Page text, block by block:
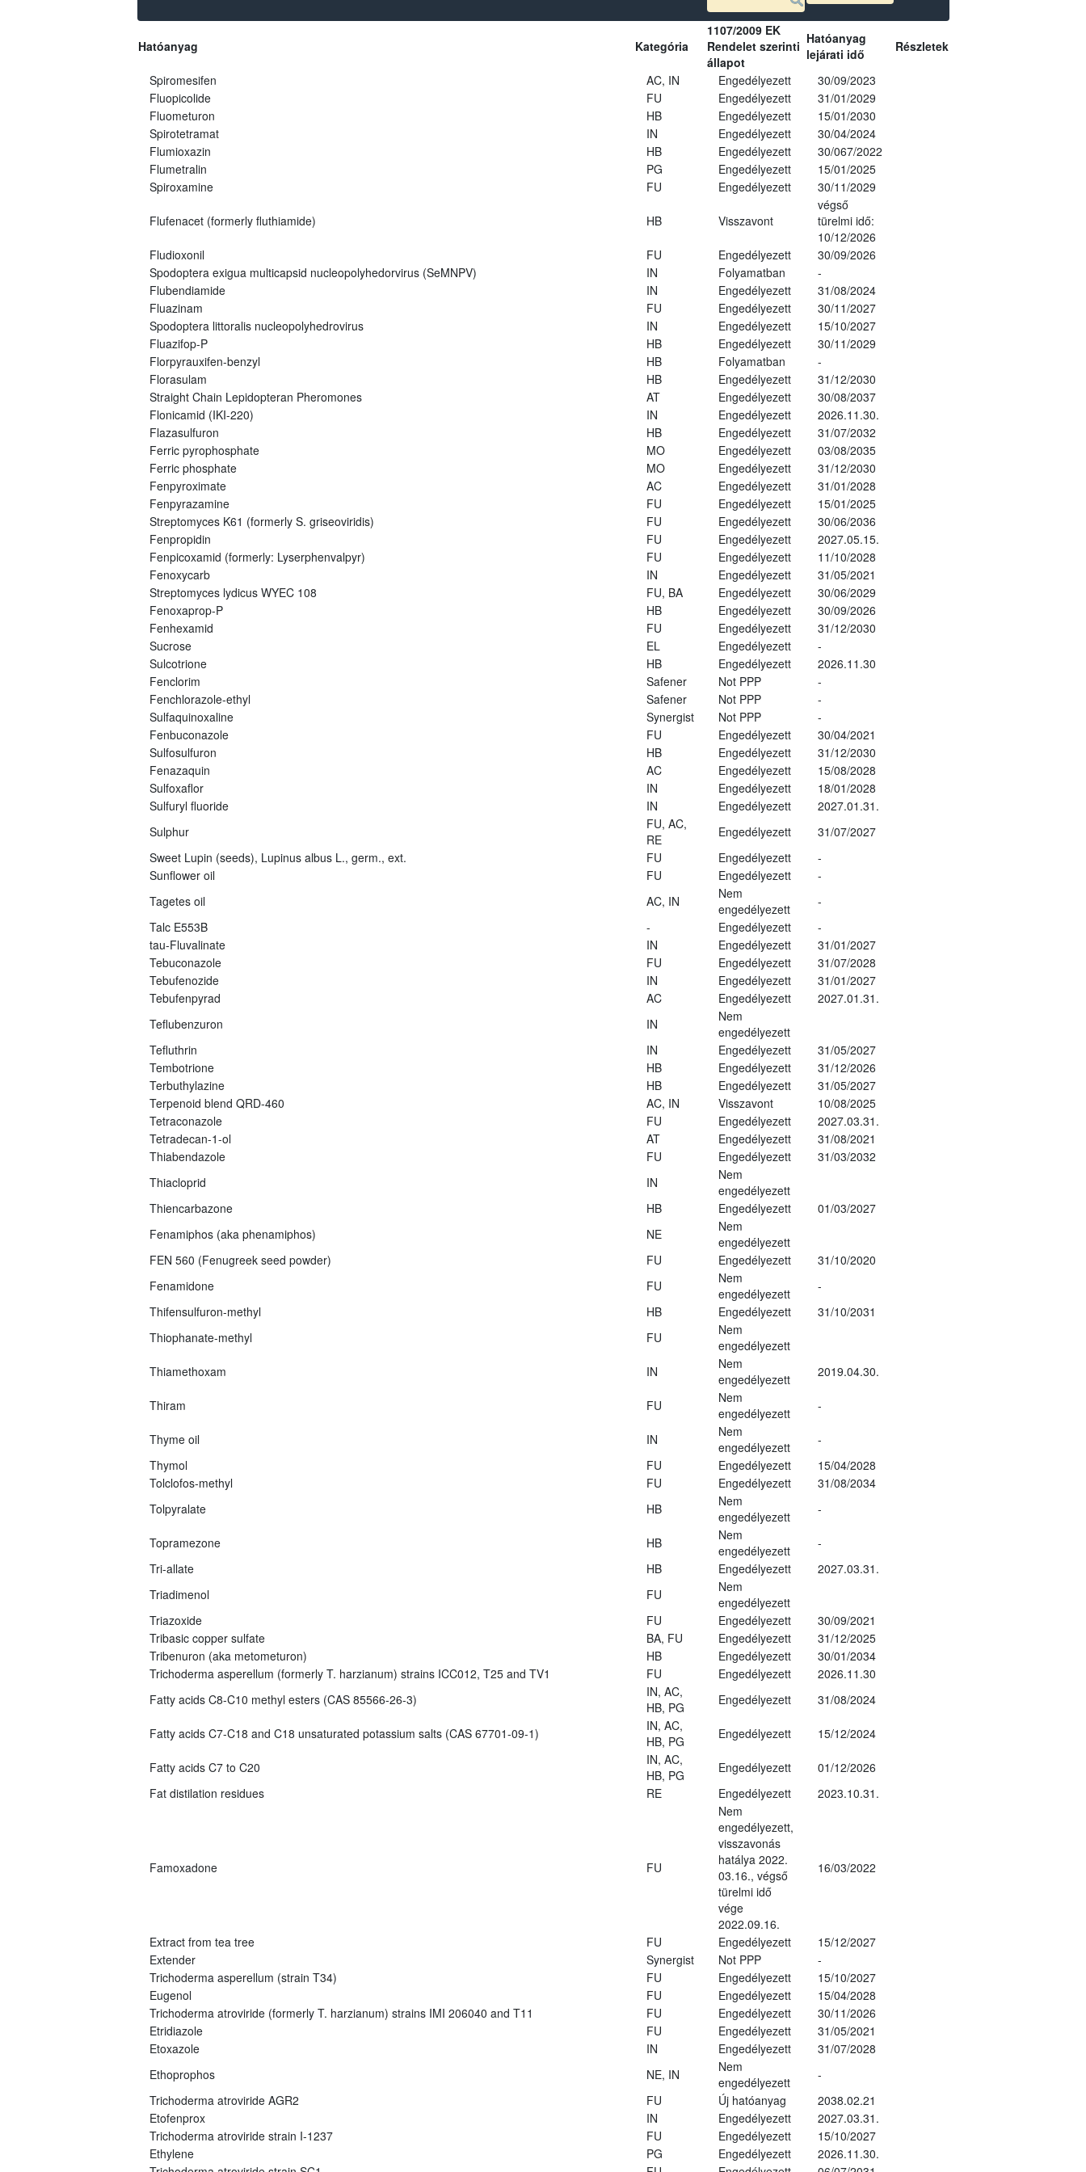
Hatóanyag Kategória
1107/2009 EK
Rendelet szerinti
állapot
Hatóanyag
lejárati idő
Részletek
Spiromesifen AC, IN Engedélyezett
30/09/2023
Fluopicolide
FU Engedélyezett
31/01/2029
Fluometuron
HB Engedélyezett
15/01/2030
Spirotetramat
IN Engedélyezett
30/04/2024
Flumioxazin
HB Engedélyezett
30/067/2022
Flumetralin
PG Engedélyezett
15/01/2025
Spiroxamine
FU Engedélyezett 30/11/2029
Flufenacet (formerly fluthiamide) HB Visszavont
végső
türelmi idő:
10/12/2026
Fludioxonil
FU Engedélyezett
30/09/2026
Spodoptera exigua multicapsid nucleopolyhedorvirus (SeMNPV)
IN Folyamatban
-
Flubendiamide
IN Engedélyezett
31/08/2024
Fluazinam
FU Engedélyezett
30/11/2027
Spodoptera littoralis nucleopolyhedrovirus
IN Engedélyezett
15/10/2027
Fluazifop-P
HB Engedélyezett
30/11/2029
Florpyrauxifen-benzyl
HB Folyamatban
-
Florasulam
HB Engedélyezett
31/12/2030
Straight Chain Lepidopteran Pheromones
AT Engedélyezett
30/08/2037
Flonicamid (IKI-220)
IN Engedélyezett
2026.11.30.
Flazasulfuron
HB Engedélyezett
31/07/2032
Ferric pyrophosphate
MO Engedélyezett
03/08/2035
Ferric phosphate
MO Engedélyezett
31/12/2030
Fenpyroximate
AC Engedélyezett
31/01/2028
Fenpyrazamine
FU Engedélyezett
15/01/2025
Streptomyces K61 (formerly S. griseoviridis)
FU Engedélyezett
30/06/2036
Fenpropidin
FU Engedélyezett
2027.05.15.
Fenpicoxamid (formerly: Lyserphenvalpyr)
FU Engedélyezett
11/10/2028
Fenoxycarb
IN Engedélyezett
31/05/2021
Streptomyces lydicus WYEC 108
FU, BA Engedélyezett
30/06/2029
Fenoxaprop-P
HB Engedélyezett
30/09/2026
Fenhexamid
FU Engedélyezett
31/12/2030
Sucrose
EL Engedélyezett
-
Sulcotrione
HB Engedélyezett
2026.11.30
Fenclorim
Safener Not PPP
-
Fenchlorazole-ethyl
Safener Not PPP
-
Sulfaquinoxaline
Synergist Not PPP
-
Fenbuconazole
FU Engedélyezett
30/04/2021
Sulfosulfuron
HB Engedélyezett
31/12/2030
Fenazaquin
AC Engedélyezett
15/08/2028
Sulfoxaflor
IN Engedélyezett
18/01/2028
Sulfuryl fluoride
IN Engedélyezett
2027.01.31.
Sulphur
FU, AC,
RE
Engedélyezett
31/07/2027
Sweet Lupin (seeds), Lupinus albus L., germ., ext.
FU Engedélyezett
-
Sunflower oil
FU Engedélyezett
-
Tagetes oil
AC, IN
Nem
engedélyezett
-
Talc E553B
- Engedélyezett
-
tau-Fluvalinate
IN Engedélyezett
31/01/2027
Tebuconazole
FU Engedélyezett
31/07/2028
Tebufenozide
IN Engedélyezett
31/01/2027
Tebufenpyrad
AC Engedélyezett
2027.01.31.
Teflubenzuron
IN
Nem
engedélyezett
Tefluthrin
IN Engedélyezett
31/05/2027
Tembotrione
HB Engedélyezett
31/12/2026
Terbuthylazine
HB Engedélyezett
31/05/2027
Terpenoid blend QRD-460
AC, IN Visszavont
10/08/2025
Tetraconazole
FU Engedélyezett
2027.03.31.
Tetradecan-1-ol
AT Engedélyezett
31/08/2021
Thiabendazole
FU Engedélyezett
31/03/2032
Thiacloprid
IN
Nem
engedélyezett
Thiencarbazone
HB Engedélyezett
01/03/2027
Fenamiphos (aka phenamiphos)
NE
Nem
engedélyezett
FEN 560 (Fenugreek seed powder)
FU Engedélyezett
31/10/2020
Fenamidone
FU
Nem
engedélyezett
-
Thifensulfuron-methyl
HB Engedélyezett
31/10/2031
Thiophanate-methyl
FU
Nem
engedélyezett
Thiamethoxam
IN
Nem
engedélyezett
2019.04.30.
Thiram FU
Nem
engedélyezett
-
Thyme oil IN
Nem
engedélyezett
-
Thymol
FU Engedélyezett
15/04/2028
Tolclofos-methyl
FU Engedélyezett
31/08/2034
Tolpyralate
HB
Nem
engedélyezett
-
Topramezone HB
Nem
engedélyezett
-
Tri-allate
HB Engedélyezett
2027.03.31.
Triadimenol
FU
Nem
engedélyezett
Triazoxide
FU Engedélyezett
30/09/2021
Tribasic copper sulfate
BA, FU Engedélyezett
31/12/2025
Tribenuron (aka metometuron)
HB Engedélyezett
30/01/2034
Trichoderma asperellum (formerly T. harzianum) strains ICC012, T25 and TV1
FU Engedélyezett
2026.11.30
Fatty acids C8-C10 methyl esters (CAS 85566-26-3)
IN, AC,
HB, PG
Engedélyezett 31/08/2024
Fatty acids C7-C18 and C18 unsaturated potassium salts (CAS 67701-09-1)
IN, AC,
HB, PG
Engedélyezett 15/12/2024
Fatty acids C7 to C20
IN, AC,
HB, PG
Engedélyezett
01/12/2026
Fat distilation residues
RE Engedélyezett 2023.10.31.
Famoxadone FU
Nem
engedélyezett,
visszavonás
hatálya 2022.
03.16., végső
türelmi idő
vége
2022.09.16.
16/03/2022
Extract from tea tree FU Engedélyezett
15/12/2027
Extender
Synergist Not PPP
-
Trichoderma asperellum (strain T34)
FU Engedélyezett
15/10/2027
Eugenol
FU Engedélyezett
15/04/2028
Trichoderma atroviride (formerly T. harzianum) strains IMI 206040 and T11
FU Engedélyezett
30/11/2026
Etridiazole
FU Engedélyezett
31/05/2021
Etoxazole
IN Engedélyezett
31/07/2028
Ethoprophos
NE, IN
Nem
engedélyezett
-
Trichoderma atroviride AGR2
FU Új hatóanyag
2038.02.21
Etofenprox
IN Engedélyezett
2027.03.31.
Trichoderma atroviride strain I-1237
FU Engedélyezett
15/10/2027
Ethylene
PG Engedélyezett
2026.11.30.